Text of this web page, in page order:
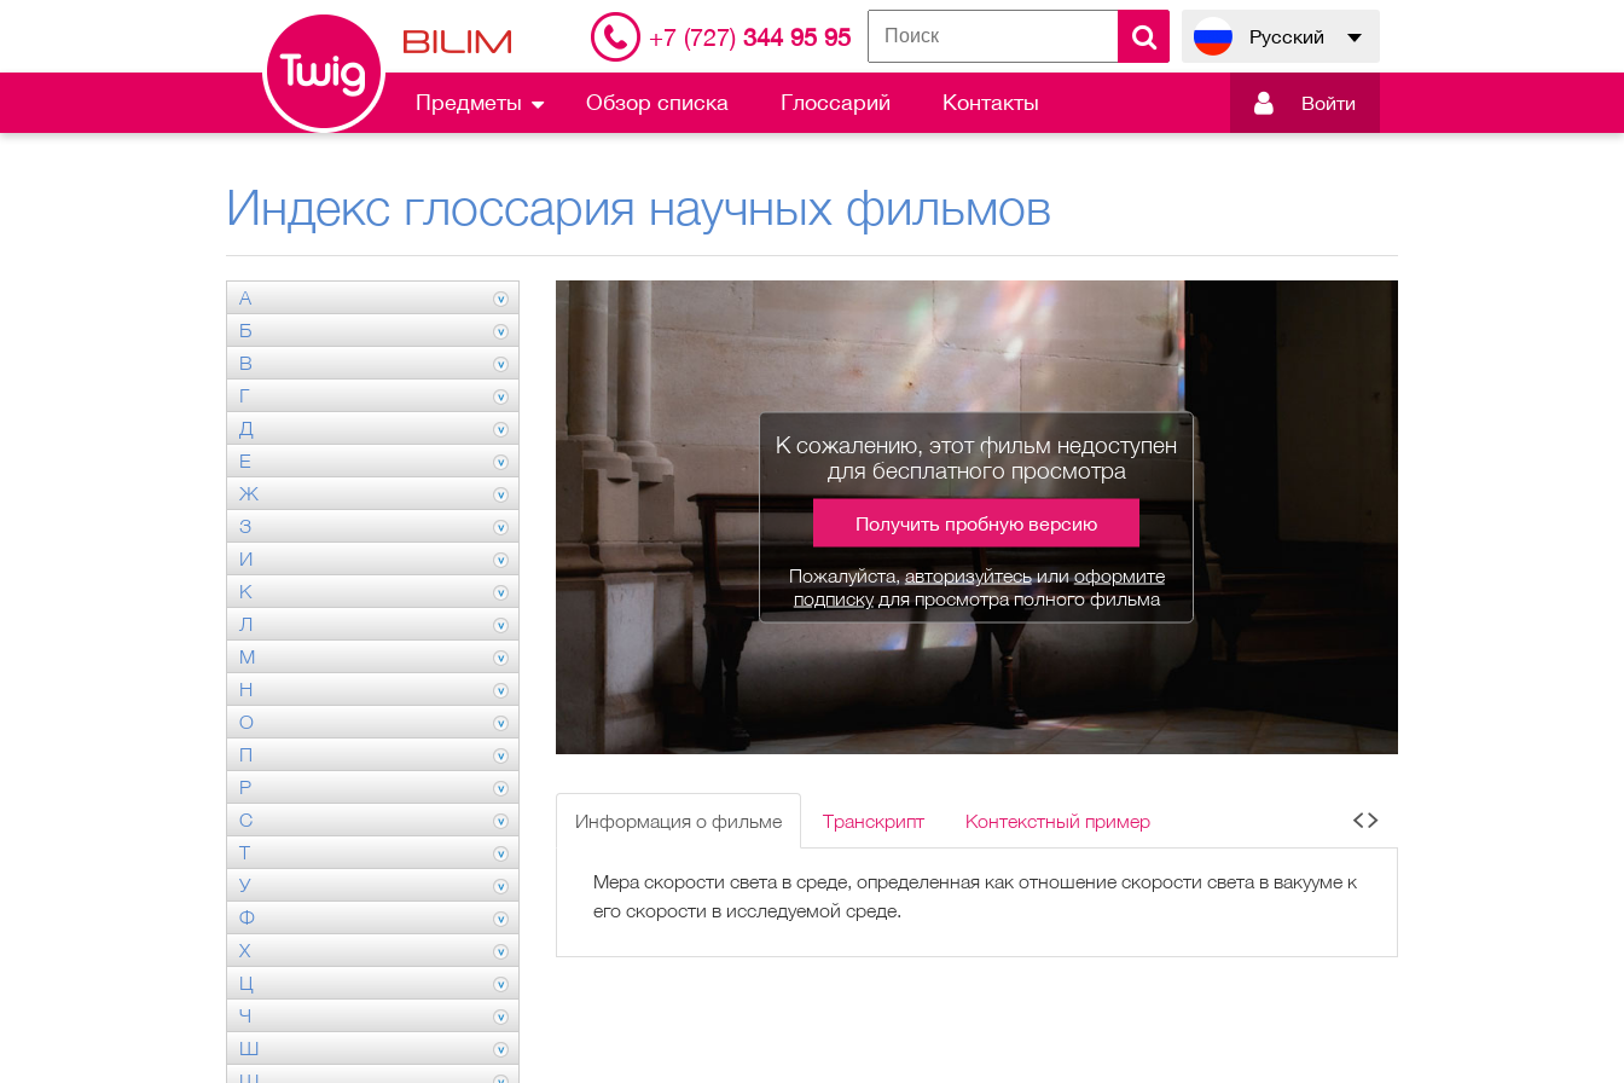
+7 (727) 344 95 95 Русский
Предметы Обзор списка Глоссарий Контакты  Войти
Индекс глоссария научных фильмов
А
Б
В
Г
Д
Е
Ж
З
И
К
Л
М
Н
О
П
Р
С
Т
У
Ф
Х
Ц
Ч
Ш
К сожалению, этот фильм недоступен
для бесплатного просмотра
Получить пробную версию
Пожалуйста,авторизуйтесьилиоформите
подпискудля просмотра полного фильма
Информация о фильме Транскрипт Контекстный пример
Мера скорости света в среде, определенная как отношение скорости света в вакууме к
его скорости в исследуемой среде.